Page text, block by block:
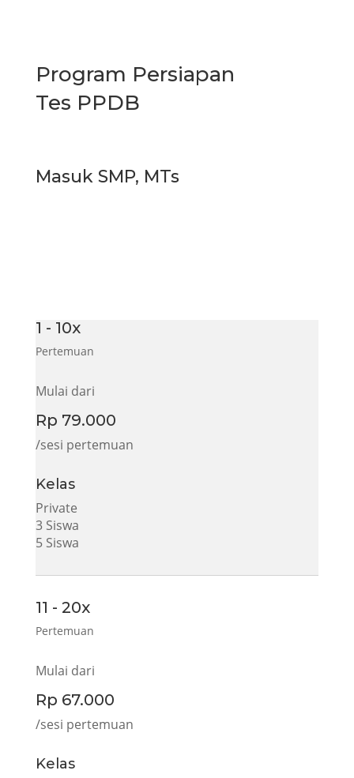
Program Persiapan
Tes PPDB
Masuk SMP, MTs
1 - 10x
Pertemuan
Mulai dari
Rp 79.000
/sesi pertemuan
Kelas
Private
3 Siswa
5 Siswa
11 - 20x
Pertemuan
Mulai dari
Rp 67.000
/sesi pertemuan
Kelas